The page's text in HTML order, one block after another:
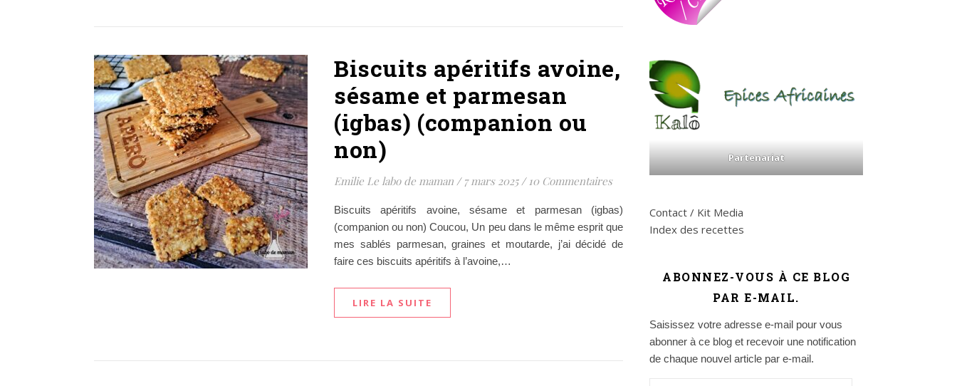
Biscuits apéritifs avoine,
sésame et parmesan
(igbas) (companion ou
non)
Emilie Le labo de maman / 7 mars 2025 / 10 Commentaires
Biscuits apéritifs avoine, sésame et parmesan (igbas)
(companion ou non) Coucou, Un peu dans le même esprit que
mes sablés parmesan, graines et moutarde, j’ai décidé de
faire ces biscuits apéritifs à l’avoine,…
LIRE LA SUITE
Partenariat
Contact / Kit Media
Index des recettes
ABONNEZ-VOUS À CE BLOG
PAR E-MAIL.
Saisissez votre adresse e-mail pour vous
abonner à ce blog et recevoir une notification
de chaque nouvel article par e-mail.